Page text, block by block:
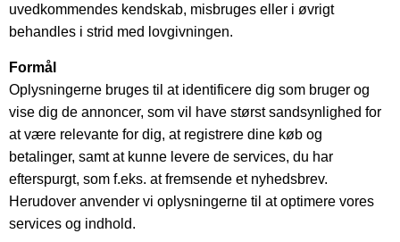
uvedkommendes kendskab, misbruges eller i øvrigt
behandles i strid med lovgivningen.
Formål
Oplysningerne bruges til at identificere dig som bruger og
vise dig de annoncer, som vil have størst sandsynlighed for
at være relevante for dig, at registrere dine køb og
betalinger, samt at kunne levere de services, du har
efterspurgt, som f.eks. at fremsende et nyhedsbrev.
Herudover anvender vi oplysningerne til at optimere vores
services og indhold.